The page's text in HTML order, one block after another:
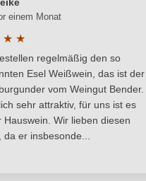
Antipasti,
Adresse
Ich habe mein
einem Monat
★ ★
Bewertung von 5
regelmäßig den so
Esel Weißwein, das ist der
vom Weingut Bender.
sehr attraktiv, für uns ist es
Hauswein. Wir lieben diesen
da er insbesonde...